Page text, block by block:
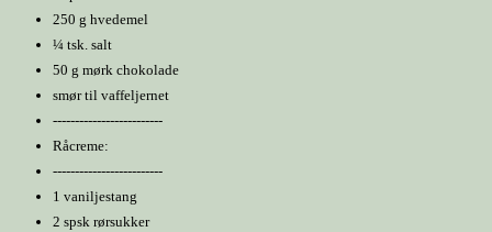
250 g hvedemel
¼ tsk. salt
50 g mørk chokolade
smør til vaffeljernet
-------------------------
Råcreme:
-------------------------
1 vaniljestang
2 spsk rørsukker